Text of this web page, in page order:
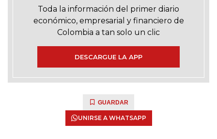
Toda la información del primer diario
económico, empresarial y financiero de
Colombia a tan solo un clic
DESCARGUE LA APP
GUARDAR
UNIRSE A WHATSAPP